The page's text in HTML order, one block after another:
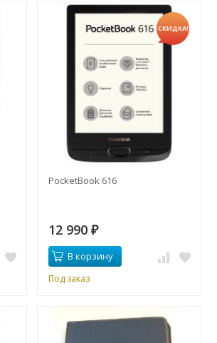
СКИДКА!
PocketBook 616
12 990 ₽
В корзину
Под заказ